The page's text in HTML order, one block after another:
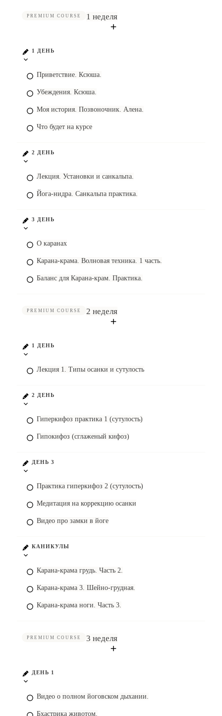
PREMIUM COURSE 1 неделя
1 ДЕНЬ
Приветствие. Ксюша.
Убеждения. Ксюша.
Моя история. Позвоночник. Алена.
Что будет на курсе
2 ДЕНЬ
Лекция. Установки и санкальпа.
Йога-нидра. Санкальпа практика.
3 ДЕНЬ
О каранах
Карана-крама. Волновая техника. 1 часть.
Баланс для Карана-крам. Практика.
PREMIUM COURSE 2 неделя
1 ДЕНЬ
Лекция 1. Типы осанки и сутулость
2 ДЕНЬ
Гиперкифоз практика 1 (сутулость)
Гипокифоз (сглаженый кифоз)
ДЕНЬ 3
Практика гиперкифоз 2 (сутулость)
Медитация на коррекцию осанки
Видео про замки в йоге
КАНИКУЛЫ
Карана-крама грудь. Часть 2.
Карана-крама 3. Шейно-грудная.
Карана-крама ноги. Часть 3.
PREMIUM COURSE 3 неделя
ДЕНЬ 1
Видео о полном йоговском дыхании.
Бхастрика животом.